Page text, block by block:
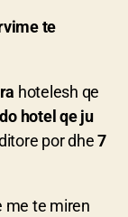
te
hotelesh qe
hotel qe ju
por dhe7
me te miren